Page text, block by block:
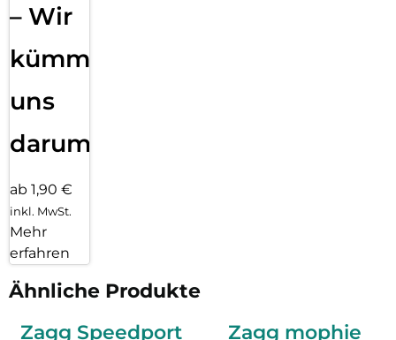
– Wir
kümmern
uns
darum!
ab 1,90 €
inkl. MwSt.
Mehr
erfahren
Ähnliche Produkte
Zagg Speedport
Zagg mophie